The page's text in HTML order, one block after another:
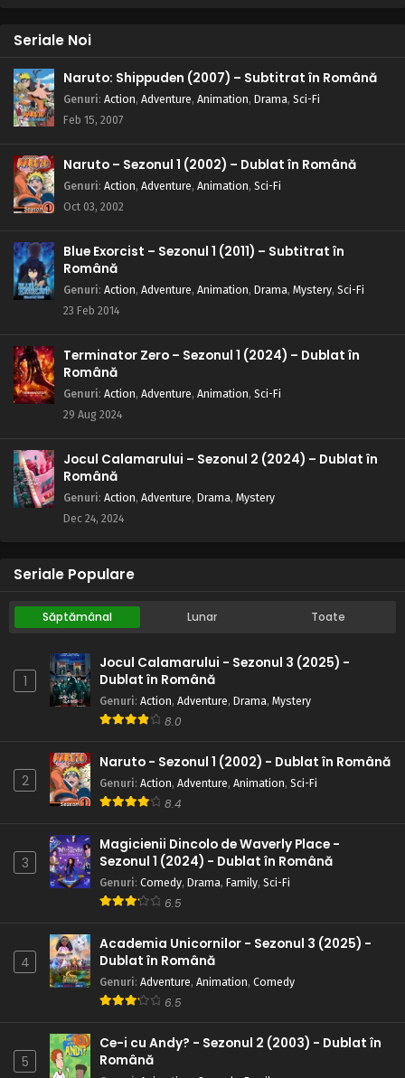
Seriale Noi
Naruto: Shippuden (2007) – Subtitrat în Română
Genuri: Action, Adventure, Animation, Drama, Sci-Fi
Feb 15, 2007
Naruto – Sezonul 1 (2002) – Dublat în Română
Genuri: Action, Adventure, Animation, Sci-Fi
Oct 03, 2002
Blue Exorcist – Sezonul 1 (2011) – Subtitrat în
Română
Genuri: Action, Adventure, Animation, Drama, Mystery, Sci-Fi
23 Feb 2014
Terminator Zero – Sezonul 1 (2024) – Dublat în
Română
Genuri: Action, Adventure, Animation, Sci-Fi
29 Aug 2024
Jocul Calamarului – Sezonul 2 (2024) – Dublat în
Română
Genuri: Action, Adventure, Drama, Mystery
Dec 24, 2024
Seriale Populare
Săptămânal Lunar Toate
1
Jocul Calamarului - Sezonul 3 (2025) -
Dublat în Română
Genuri: Action, Adventure, Drama, Mystery
8.0
2
Naruto - Sezonul 1 (2002) - Dublat în Română
Genuri: Action, Adventure, Animation, Sci-Fi
8.4
3
Magicienii Dincolo de Waverly Place -
Sezonul 1 (2024) - Dublat în Română
Genuri: Comedy, Drama, Family, Sci-Fi
6.5
4
Academia Unicornilor - Sezonul 3 (2025) -
Dublat în Română
Genuri: Adventure, Animation, Comedy
6.5
5
Ce-i cu Andy? - Sezonul 2 (2003) - Dublat în
Română